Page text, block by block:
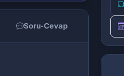
Soru-Cevap